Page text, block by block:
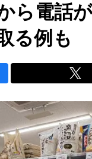
ら電話
る例も